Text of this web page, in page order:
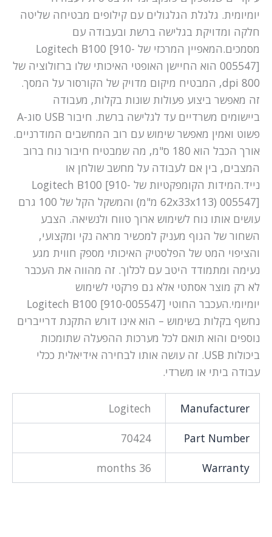
יומיומית. גלגלת הגלגולים עם קילופים מבטיחה שליטה
חלקה ומדויקת בגלישה ברשת ובעבודה עם
מסמכים.המאפיין המרכזי של Logitech B100 [910-
005547] הוא החיישן האופטי האיכותי שלו ברזולוציה של
800 dpi, המבטיח מיקום מדויק של הקורסור על המסך.
זה מאפשר ביצוע פעולות שונות בקלות, מעבודה
ביישומים משרדיים עד לגלישה ברשת. חיבור USB סוג-A
פשוט ואמין מאפשר שימוש עם רוב המחשבים המודרניים.
אורך הכבל הוא 180 ס"מ, מה שמבטיח חיבור נוח ברוב
המצבים, בין אם לעבודה על מחשב שולחן או
נייד.המידות הקומפקטיות של Logitech B100 [910-
005547] (62x33x113 מ"מ) והמשקל הקל של 100 גרם
עושים אותו נוח לשימוש ארוך טווח ולנשיאה. הצבע
השחור של הגוף מעניק למכשיר מראה נקי ומקצועי,
והציפוי המט של הפלסטיק האיכותי מספק חווית מגע
נעימה ומתמודד היטב עם לכלוך. זה מהווה את העכבר
לא רק מוצר אסתטי אלא גם פרקטי לשימוש
יומיומי.העכבר החוטי Logitech B100 [910-005547]
נחשף בקלות בשימוש – הוא אינו דורש התקנת דרייברים
נוספים והוא תואם לכל מערכות ההפעלה שתומכות
ביכולות USB. זה עושה אותו לבחירה אידיאלית ככלי
עבודה ביתי או משרדי.
Manufacturer
Logitech
Part Number
70424
Warranty
36 months